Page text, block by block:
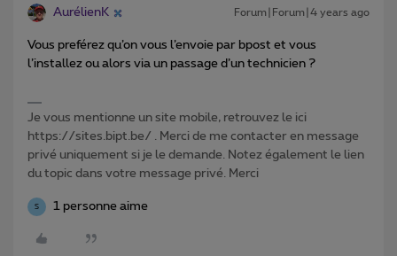
AurélienK Forum|Forum|4 years ago
Vous preférez qu’on vous l’envoie par bpost et vous
l’installez ou alors via un passage d’un technicien ?
Je vous mentionne un site mobile, retrouvez le ici
https://sites.bipt.be/ . Merci de me contacter en message
privé uniquement si je le demande. Notez également le lien
du topic dans votre message privé. Merci
S 1 personne aime